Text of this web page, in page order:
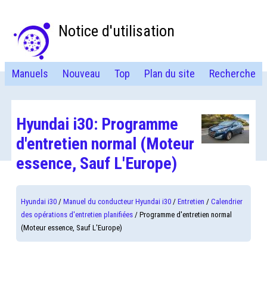
Notice d'utilisation
Manuels Nouveau Top Plan du site Recherche
Hyundai i30: Programme
d'entretien normal (Moteur
essence, Sauf L'Europe)
Hyundai i30 /Manuel du conducteur Hyundai i30 /Entretien /Calendrier
des opérations d'entretien planifiées / Programme d'entretien normal
(Moteur essence, Sauf L'Europe)